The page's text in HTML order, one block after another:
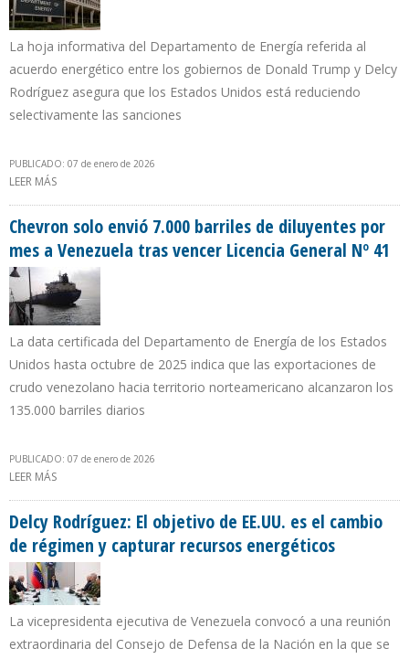
La hoja informativa del Departamento de Energía referida al
acuerdo energético entre los gobiernos de Donald Trump y Delcy
Rodríguez asegura que los Estados Unidos está reduciendo
selectivamente las sanciones
PUBLICADO: 07 de enero de 2026
LEER MÁS
Chevron solo envió 7.000 barriles de diluyentes por
mes a Venezuela tras vencer Licencia General Nº 41
La data certificada del Departamento de Energía de los Estados
Unidos hasta octubre de 2025 indica que las exportaciones de
crudo venezolano hacia territorio norteamericano alcanzaron los
135.000 barriles diarios
PUBLICADO: 07 de enero de 2026
LEER MÁS
Delcy Rodríguez: El objetivo de EE.UU. es el cambio
de régimen y capturar recursos energéticos
La vicepresidenta ejecutiva de Venezuela convocó a una reunión
extraordinaria del Consejo de Defensa de la Nación en la que se